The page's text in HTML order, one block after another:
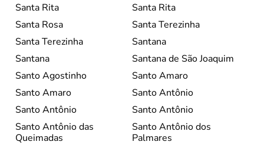
Santa Rita
Santa Rita
Santa Rosa
Santa Terezinha
Santa Terezinha
Santana
Santana
Santana de São Joaquim
Santo Agostinho
Santo Amaro
Santo Amaro
Santo Antônio
Santo Antônio
Santo Antônio
Santo Antônio das
Queimadas
Santo Antônio dos
Palmares